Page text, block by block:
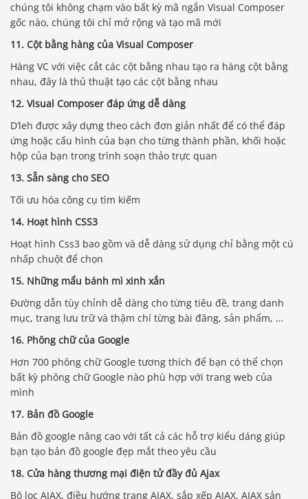
chúng tôi không chạm vào bất kỳ mã ngắn Visual Composer
gốc nào, chúng tôi chỉ mở rộng và tạo mã mới
11. Cột bằng hàng của Visual Composer
Hàng VC với việc cắt các cột bằng nhau tạo ra hàng cột bằng
nhau, đây là thủ thuật tạo các cột bằng nhau
12. Visual Composer đáp ứng dễ dàng
D’leh được xây dựng theo cách đơn giản nhất để có thể đáp
ứng hoặc cấu hình của bạn cho từng thành phần, khối hoặc
hộp của bạn trong trình soạn thảo trực quan
13. Sẵn sàng cho SEO
Tối ưu hóa công cụ tìm kiếm
14. Hoạt hình CSS3
Hoạt hình Css3 bao gồm và dễ dàng sử dụng chỉ bằng một cú
nhấp chuột để chọn
15. Những mẩu bánh mì xinh xắn
Đường dẫn tùy chỉnh dễ dàng cho từng tiêu đề, trang danh
mục, trang lưu trữ và thậm chí từng bài đăng, sản phẩm, …
16. Phông chữ của Google
Hơn 700 phông chữ Google tương thích để bạn có thể chọn
bất kỳ phông chữ Google nào phù hợp với trang web của
mình
17. Bản đồ Google
Bản đồ google nâng cao với tất cả các hỗ trợ kiểu dáng giúp
bạn tạo bản đồ google đẹp mắt theo yêu cầu
18. Cửa hàng thương mại điện tử đầy đủ Ajax
Bộ lọc AJAX, điều hướng trang AJAX, sắp xếp AJAX, AJAX sản